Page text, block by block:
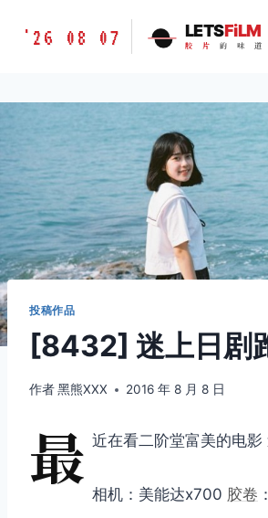
胶
味
LETSFILM
'26 08 07 LETSFiLM
胶 片 的 味 道
投稿作品
[8432] 迷上日剧
作者黑熊XXX 2016 年 8 月 8 日
最 近在看二阶堂富美的电影
相机：美能达x700 胶卷